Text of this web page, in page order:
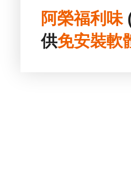
阿榮福利味
供免安裝軟